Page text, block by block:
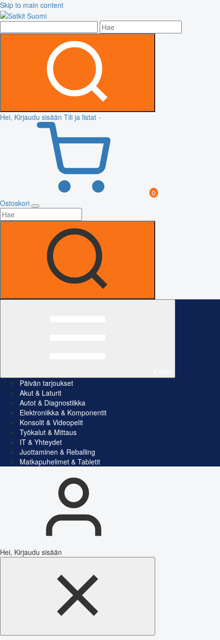
Skip to main content
Hei, Kirjaudu sisään Tili ja listat
0
Ostoskori
Päivän tarjoukset
Akut & Laturit
Autot & Diagnostiikka
Elektroniikka & Komponentit
Konsolit & Videopelit
Työkalut & Mittaus
IT & Yhteydet
Juottaminen & Reballing
Matkapuhelimet & Tabletit
Hei, Kirjaudu sisään